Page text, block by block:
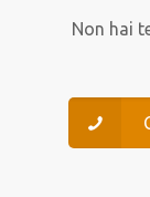
Non hai